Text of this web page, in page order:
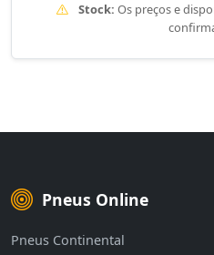
Stock: Os preços e
Pneus Online
Pneus Continental